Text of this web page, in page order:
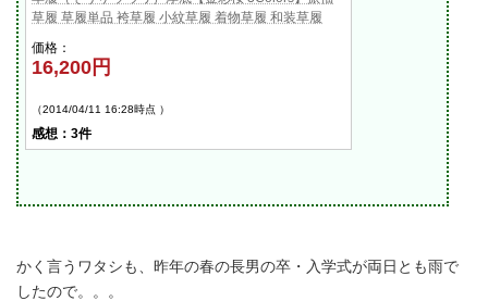
草履 草履単品 袴草履 小紋草履 着物草履 和装草履
価格：
16,200円
（2014/04/11 16:28時点 ）
感想：3件
かく言うワタシも、昨年の春の長男の卒・入学式が両日とも雨で
したので。。。